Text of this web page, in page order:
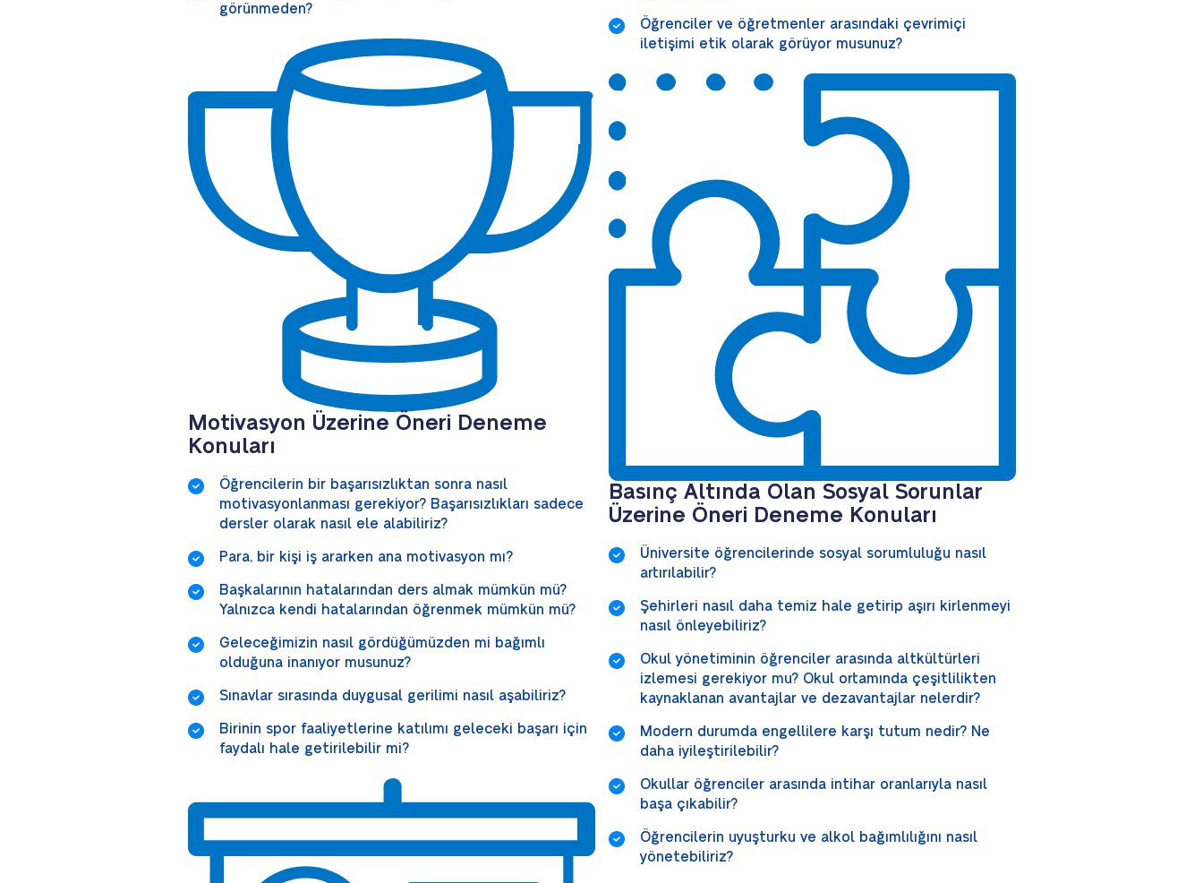
görünmeden?
Motivasyon Üzerine Öneri Deneme
Konuları
Öğrencilerin bir başarısızlıktan sonra nasıl
motivasyonlanması gerekiyor? Başarısızlıkları sadece
dersler olarak nasıl ele alabiliriz?
Para, bir kişi iş ararken ana motivasyon mı?
Başkalarının hatalarından ders almak mümkün mü?
Yalnızca kendi hatalarından öğrenmek mümkün mü?
Geleceğimizin nasıl gördüğümüzden mi bağımlı
olduğuna inanıyor musunuz?
Sınavlar sırasında duygusal gerilimi nasıl aşabiliriz?
Birinin spor faaliyetlerine katılımı geleceki başarı için
faydalı hale getirilebilir mi?
Öğrenciler ve öğretmenler arasındaki çevrimiçi
iletişimi etik olarak görüyor musunuz?
Basınç Altında Olan Sosyal Sorunlar
Üzerine Öneri Deneme Konuları
Üniversite öğrencilerinde sosyal sorumluluğu nasıl
artırılabilir?
Şehirleri nasıl daha temiz hale getirip aşırı kirlenmeyi
nasıl önleyebiliriz?
Okul yönetiminin öğrenciler arasında altkültürleri
izlemesi gerekiyor mu? Okul ortamında çeşitlilikten
kaynaklanan avantajlar ve dezavantajlar nelerdir?
Modern durumda engellilere karşı tutum nedir? Ne
daha iyileştirilebilir?
Okullar öğrenciler arasında intihar oranlarıyla nasıl
başa çıkabilir?
Öğrencilerin uyuşturku ve alkol bağımlılığını nasıl
yönetebiliriz?